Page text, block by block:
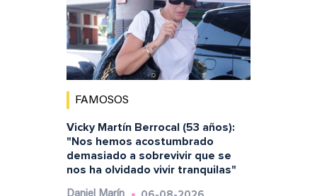
FAMOSOS
Vicky Martín Berrocal (53 años):
"Nos hemos acostumbrado
demasiado a sobrevivir que se
nos ha olvidado vivir tranquilas"